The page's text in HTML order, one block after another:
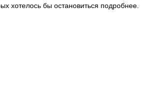
хотелось бы остановиться подробнее.